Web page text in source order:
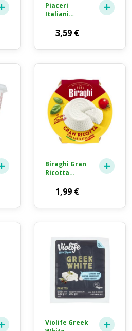
Piaceri
Italiani
Mozzarella
200g
3,59 €
Biraghi Gran
Ricotta
Cremosa
1,99 €
Violife Greek